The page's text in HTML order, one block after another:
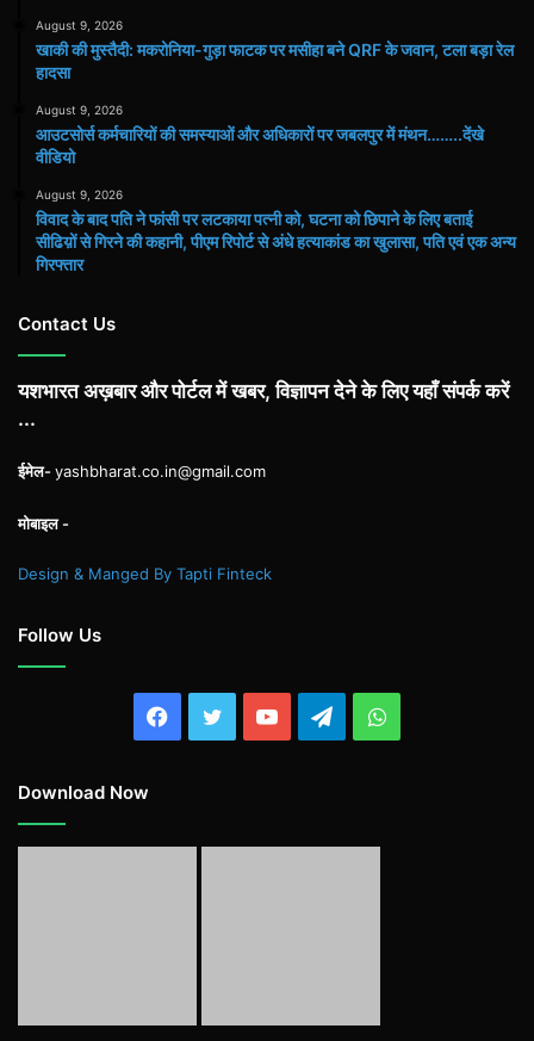
August 9, 2026
खाकी की मुस्तैदी: मकरोनिया-गुड़ा फाटक पर मसीहा बने QRF के जवान, टला बड़ा रेल
हादसा
August 9, 2026
आउटसोर्स कर्मचारियों की समस्याओं और अधिकारों पर जबलपुर में मंथन……..देंखे
वीडियो
August 9, 2026
विवाद के बाद पति ने फांसी पर लटकाया पत्नी को, घटना को छिपाने के लिए बताई
सीढिय़ों से गिरने की कहानी, पीएम रिपोर्ट से अंधे हत्याकांड का खुलासा, पति एवं एक अन्य
गिरफ्तार
Contact Us
यशभारत अख़बार और पोर्टल में खबर, विज्ञापन देने के लिए यहाँ संपर्क करें
...
ईमेल-yashbharat.co.in@gmail.com
मोबाइल -
Design & Manged By Tapti Finteck
Follow Us
Facebook
TwitterYouTubeTelegramWhatsApp
Download Now